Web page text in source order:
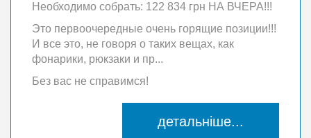
Необходимо собрать: 122 834 грн НА ВЧЕРА!!!
Это первоочередные очень горящие позиции!!!
И все это, не говоря о таких вещах, как
фонарики, рюкзаки и пр...
Без вас не справимся!
детальніше...